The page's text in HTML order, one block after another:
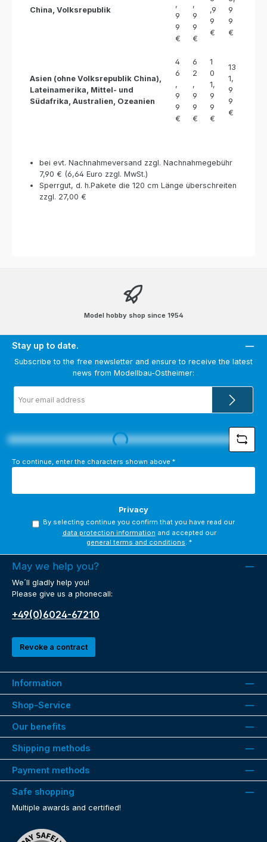
China, Volksrepublik
,
9
9
€
,
9
9
€
,9
9
€
9
9
€
Asien (ohne Volksrepublik China),
Lateinamerika, Mittel- und
Südafrika, Australien, Ozeanien
4
6
,
9
9
€
6
2
,
9
9
€
1
0
1,
9
9
€
13
1,
9
9
€
bei evt. Nachnahmeversand zzgl. Nachnahmegebühr
7,90 € (6,64 Euro zzgl. MwSt.)
Sperrgut, d. h.Pakete die 120 cm Länge überschreiten
zzgl. 27,00 €
Model hobby shop since 1954
Stay up to date.
Subscribe to the free newsletter and ensure to receive the latest
news from Modellbau-Ostheimer:
address
*
Loading...
To continue, enter the characters shown above *
Privacy
By selecting continue you confirm that you have read our
data protection information
and accepted our
general terms and conditions .*
May we help you?
We´ll gladly help you!
Please give us a phonecall:
+49(0)6024-67210
Revoke a contract
Information
Shop-Service
Our benefits
Shipping methods
Payment methods
Safe shopping
Multiple awards and certified!